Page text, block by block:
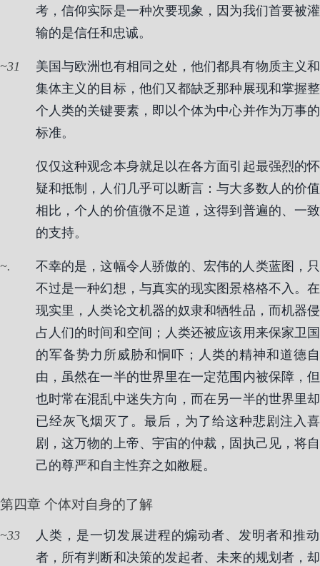
考，信仰实际是一种次要现象，因为我们首要被灌
输的是信任和忠诚。
31
美国与欧洲也有相同之处，他们都具有物质主义和
集体主义的目标，他们又都缺乏那种展现和掌握整
个人类的关键要素，即以个体为中心并作为万事的
标准。
仅仅这种观念本身就足以在各方面引起最强烈的怀
疑和抵制，人们几乎可以断言：与大多数人的价值
相比，个人的价值微不足道，这得到普遍的、一致
的支持。
.
不幸的是，这幅令人骄傲的、宏伟的人类蓝图，只
不过是一种幻想，与真实的现实图景格格不入。在
现实里，人类论文机器的奴隶和牺牲品，而机器侵
占人们的时间和空间；人类还被应该用来保家卫国
的军备势力所威胁和恫吓；人类的精神和道德自
由，虽然在一半的世界里在一定范围内被保障，但
也时常在混乱中迷失方向，而在另一半的世界里却
已经灰飞烟灭了。最后，为了给这种悲剧注入喜
剧，这万物的上帝、宇宙的仲裁，固执己见，将自
己的尊严和自主性弃之如敝屣。
第四章 个体对自身的了解
33
人类，是一切发展进程的煽动者、发明者和推动
者，所有判断和决策的发起者、未来的规划者，却